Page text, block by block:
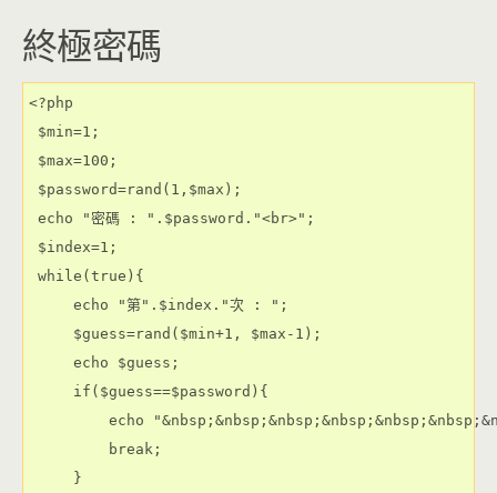
終極密碼
<?php
$min=1;
$max=100;
$password=rand(1,$max);
echo "密碼 : ".$password."<br>";
$index=1;
while(true){
     echo "第".$index."次 : ";
     $guess=rand($min+1, $max-1);
     echo $guess;
     if($guess==$password){
echo
         break;
     }